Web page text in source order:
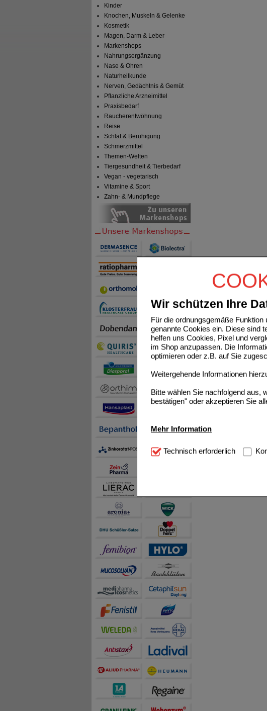
Wir schützen Ihre
Für die ordnungsgemäße
genannte Cookies ein. Diese sind
helfen uns Cookies, Pixel und
im Shop anzupassen. Die
optimieren oder z.B. auf Sie
Weitergehende Informationen
Bitte wählen Sie nachfolgend aus,
bestätigen" oder akzeptieren Sie
Mehr Information
Technisch Notwendig: Hierbei
notwendig sind (z.B. Navigation,
Diese Cookies werden
beispielsweise für die
Inhalte anzuzeigen und unser
Statistik & Tracking:
sammeln, mit deren Hilfe wir
auch die Werbung auf Drittseiten
teilweise an Dritte wie z.B. Google
Technisch erforderlich
Kinder
Knochen, Muskeln & Gelenke
Kosmetik
Magen, Darm & Leber
Markenshops
Nahrungsergänzung
Nase & Ohren
Naturheilkunde
Nerven, Gedächtnis & Gemüt
Pflanzliche Arzneimittel
Praxisbedarf
Raucherentwöhnung
Reise
Schlaf & Beruhigung
Schmerzmittel
Themen-Welten
Tiergesundheit & Tierbedarf
Vegan - vegetarisch
Vitamine & Sport
Zahn- & Mundpflege